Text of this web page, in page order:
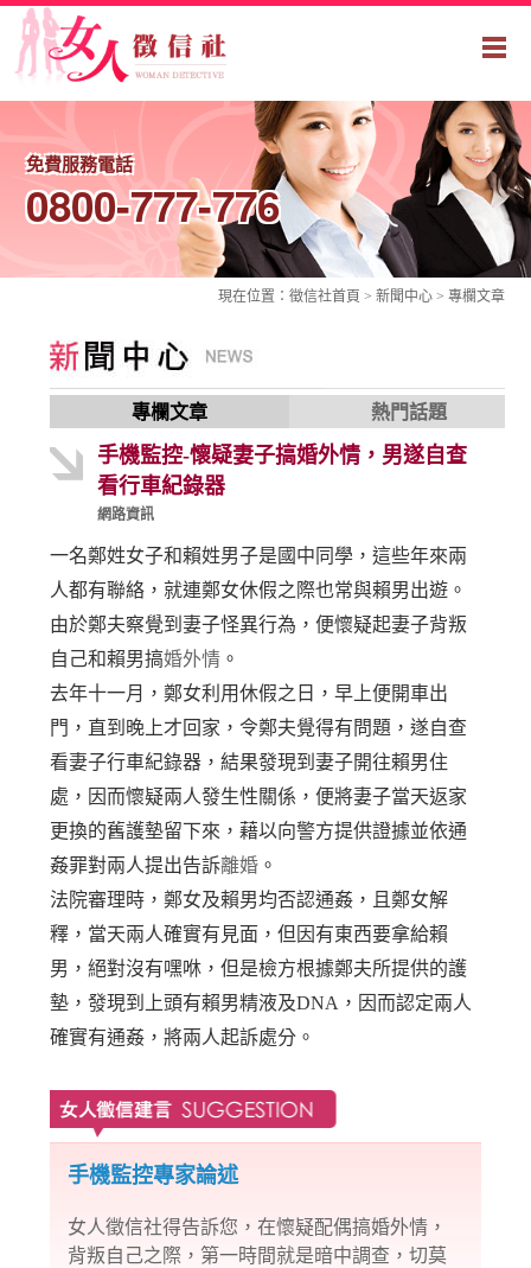
免費服務電話
0800-777-776
現在位置： 徵信社首頁 > 新聞中心 > 專欄文章
專欄文章 熱門話題
手機監控-懷疑妻子搞婚外情，男遂自查
看行車紀錄器
網路資訊
一名鄭姓女子和賴姓男子是國中同學，這些年來兩
人都有聯絡，就連鄭女休假之際也常與賴男出遊。
由於鄭夫察覺到妻子怪異行為，便懷疑起妻子背叛
自己和賴男搞婚外情 。
去年十一月，鄭女利用休假之日，早上便開車出
門，直到晚上才回家，令鄭夫覺得有問題，遂自查
看妻子行車紀錄器，結果發現到妻子開往賴男住
處，因而懷疑兩人發生性關係，便將妻子當天返家
更換的舊護墊留下來，藉以向警方提供證據並依通
姦罪對兩人提出告訴離婚 。
法院審理時，鄭女及賴男均否認通姦，且鄭女解
釋，當天兩人確實有見面，但因有東西要拿給賴
男，絕對沒有嘿咻，但是檢方根據鄭夫所提供的護
墊，發現到上頭有賴男精液及DNA，因而認定兩人
確實有通姦，將兩人起訴處分。
手機監控專家論述
女人徵信社得告訴您，在懷疑配偶搞婚外情，
背叛自己之際，第一時間就是暗中調查，切莫